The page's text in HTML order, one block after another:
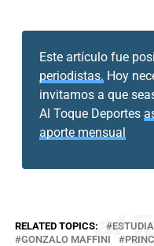
Este artículo fue
periodistas. Hoy
invitamos a que
Al Toque Deportes
aporte mensual
RELATED TOPICS:
GONZALO MAFFINI